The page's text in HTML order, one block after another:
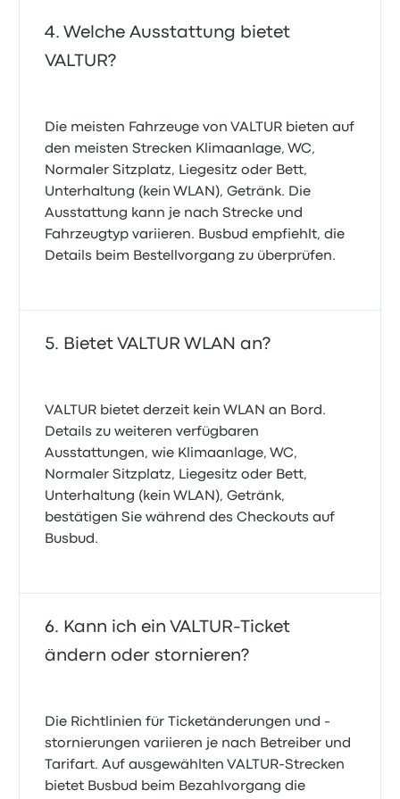
Welche Ausstattung bietet
VALTUR?
Die meisten Fahrzeuge von VALTUR bieten auf
den meisten Strecken Klimaanlage, WC,
Normaler Sitzplatz, Liegesitz oder Bett,
Unterhaltung (kein WLAN), Getränk. Die
Ausstattung kann je nach Strecke und
Fahrzeugtyp variieren. Busbud empfiehlt, die
Details beim Bestellvorgang zu überprüfen.
Bietet VALTUR WLAN an?
VALTUR bietet derzeit kein WLAN an Bord.
Details zu weiteren verfügbaren
Ausstattungen, wie Klimaanlage, WC,
Normaler Sitzplatz, Liegesitz oder Bett,
Unterhaltung (kein WLAN), Getränk,
bestätigen Sie während des Checkouts auf
Busbud.
Kann ich ein VALTUR-Ticket
ändern oder stornieren?
Die Richtlinien für Ticketänderungen und -
stornierungen variieren je nach Betreiber und
Tarifart. Auf ausgewählten VALTUR-Strecken
bietet Busbud beim Bezahlvorgang die